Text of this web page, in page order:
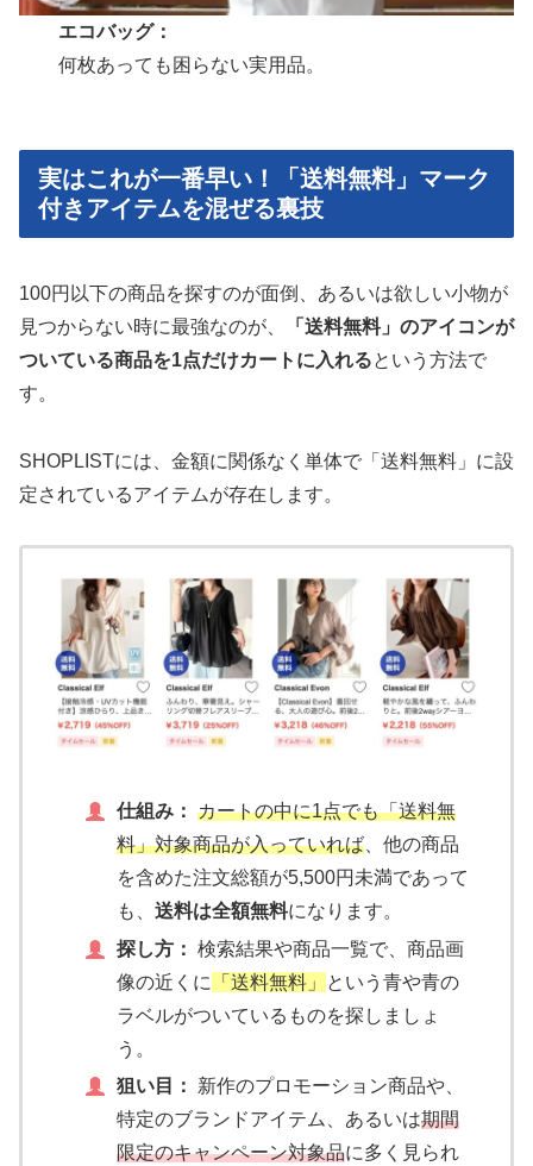
エコバッグ：
何枚あっても困らない実用品。
実はこれが一番早い！「送料無料」マーク
付きアイテムを混ぜる裏技
100円以下の商品を探すのが面倒、あるいは欲しい小物が
見つからない時に最強なのが、
「送料無料」のアイコンが
ついている商品を1点だけカートに入れるという方法で
す。
SHOPLISTには、金額に関係なく単体で「送料無料」に設
定されているアイテムが存在します。
仕組み： カートの中に1点でも「送料無
料」対象商品が入っていれば、他の商品
を含めた注文総額が5,500円未満であって
も、 送料は全額無料になります。
探し方： 検索結果や商品一覧で、商品画
像の近くに
「送料無料」
という青や青の
ラベルがついているものを探しましょ
う。
狙い目：
新作のプロモーション商品や、
特定のブランドアイテム、あるいは期間
限定のキャンペーン対象品に多く見られ